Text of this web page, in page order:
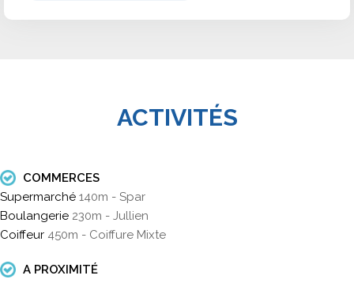
ACTIVITÉS
COMMERCES
Supermarché 140m - Spar
Boulangerie 230m - Jullien
Coiffeur 450m - Coiffure Mixte
A PROXIMITÉ